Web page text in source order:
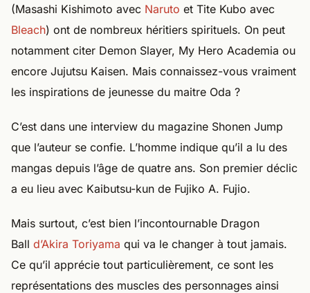
(Masashi Kishimoto avec Naruto et Tite Kubo avec
Bleach) ont de nombreux héritiers spirituels. On peut
notamment citer Demon Slayer, My Hero Academia ou
encore Jujutsu Kaisen. Mais connaissez-vous vraiment
les inspirations de jeunesse du maitre Oda ?
C’est dans une interview du magazine Shonen Jump
que l’auteur se confie. L’homme indique qu’il a lu des
mangas depuis l’âge de quatre ans. Son premier déclic
a eu lieu avec Kaibutsu-kun de Fujiko A. Fujio.
Mais surtout, c’est bien l’incontournable Dragon
Ball d’Akira Toriyama qui va le changer à tout jamais.
Ce qu’il apprécie tout particulièrement, ce sont les
représentations des muscles des personnages ainsi